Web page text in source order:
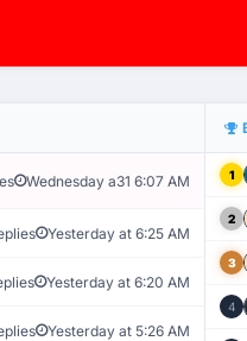
THỐNG GIÁM SÁT TỰ
Wednesday a31 6:07 AM
Yesterday at 6:25 AM
Yesterday at 6:20 AM
Yesterday at 5:26 AM
1
2
3
4